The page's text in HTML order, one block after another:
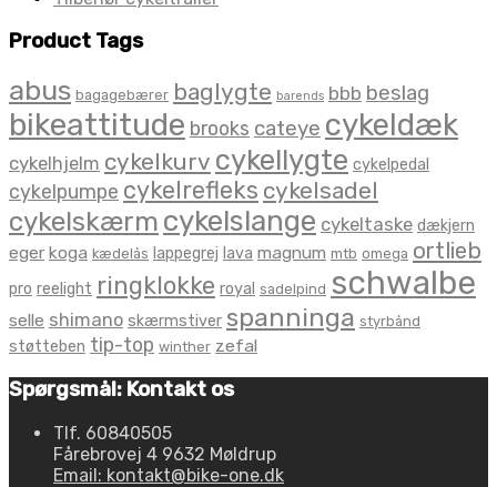
Product Tags
abus bagagebærer baglygte barends bbb beslag
bikeattitude brooks cateye cykeldæk
cykelhjelm cykelkurv cykellygte cykelpedal
cykelpumpe cykelrefleks cykelsadel
cykelskærm cykelslange cykeltaske dækjern
eger koga kædelås lappegrej lava magnum mtb omega ortlieb
pro reelight ringklokke royal sadelpind schwalbe
selle shimano skærmstiver spanninga styrbånd
støtteben tip-top winther zefal
Spørgsmål: Kontakt os
Tlf. 60840505
Fårebrovej 4 9632 Møldrup
Email: kontakt@bike-one.dk